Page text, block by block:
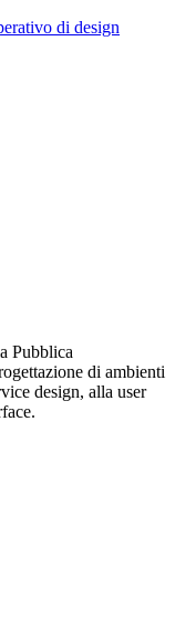
di design
Pubblica
di ambienti
design, alla user